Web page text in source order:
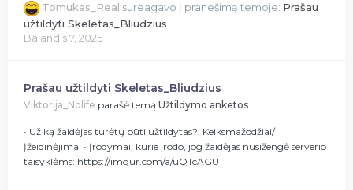
Tomukas_Real sureagavo į pranešimą temoje: Prašau
užtildyti Skeletas_Bliudzius
Balandis 7, 2025
Prašau užtildyti Skeletas_Bliudzius
Viktorija_Nolife parašė temą Užtildymo anketos
• Už ką žaidėjas turėtų būti užtildytas?: Keiksmažodžiai/
Įžeidinėjimai • Įrodymai, kurie įrodo, jog žaidėjas nusižengė serverio
taisyklėms: https://imgur.com/a/uQTcAGU